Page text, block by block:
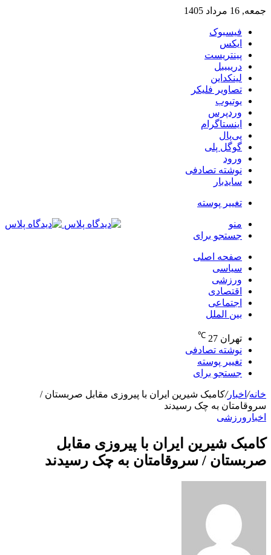
جمعه, 16 مرداد 1405
فیسبوک
ایکس
پینتریست
دریبببل
لینکداین
تصاویر فلیکر
یوتیوب
وردپرس
اینستاگرام
پی‌پال
گوگل پلی
ورود
نوشته تصادفی
سایدبار
تغییر پوسته
منو
جستجو برای
صفحه اصلی
سیاسی
ورزشی
اقتصادی
اجتماعی
بین الملل
تهران 27
℃
نوشته تصادفی
تغییر پوسته
جستجو برای
خانه/ اخبار/کامبک شیرین ایران با پیروزی مقابل صربستان /
سروقامتان به چک رسیدند
اخبار ورزشی
کامبک شیرین ایران با پیروزی مقابل
صربستان / سروقامتان به چک رسیدند